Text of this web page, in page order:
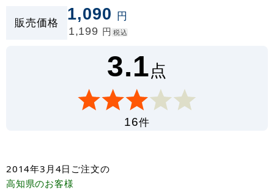
販売価格 1,090 円
1,199 円 税込
3.1点
16件
2014年3月4日 ご注文の
高知県のお客様